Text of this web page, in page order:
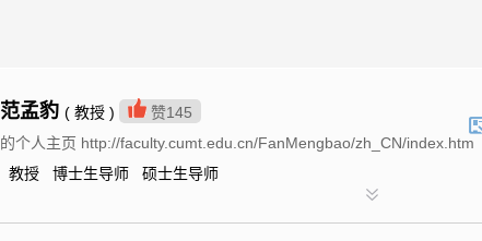
范孟豹 ( 教授 ) 赞145
的个人主页 http://faculty.cumt.edu.cn/FanMengbao/zh_CN/index.htm
教授 博士生导师 硕士生导师